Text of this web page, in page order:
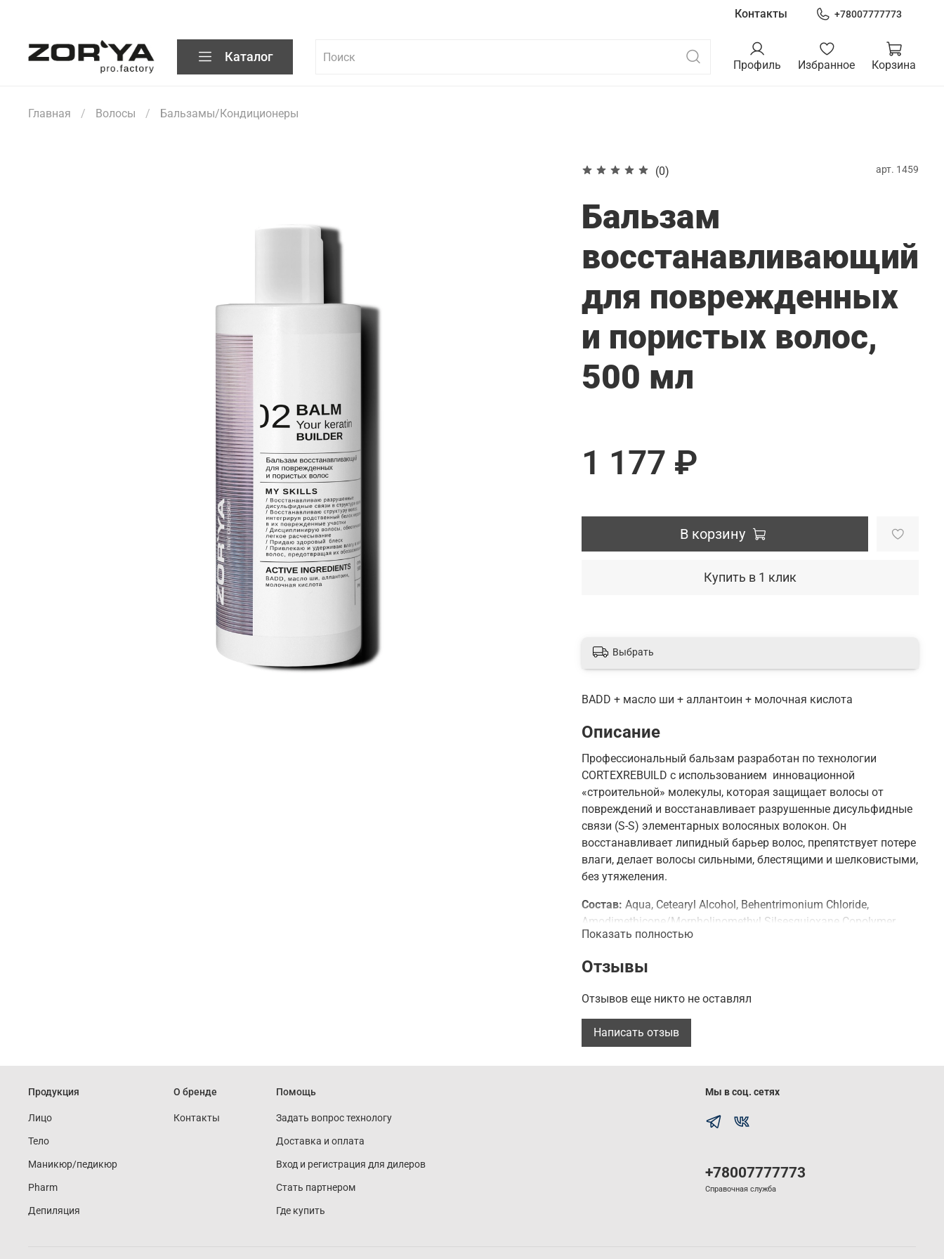
Контакты +78007777773
Каталог
Профиль Избранное Корзина
Главная Волосы Бальзамы/Кондиционеры
(0) арт. 1459
Бальзам
восстанавливающий
для поврежденных
и пористых волос,
500 мл
1 177 ₽
В корзину
Купить в 1 клик
Выбрать
BADD + масло ши + аллантоин + молочная кислота
Описание
Профессиональный бальзам разработан по технологии
CORTEXREBUILD с использованием инновационной
«строительной» молекулы, которая защищает волосы от
повреждений и восстанавливает разрушенные дисульфидные
связи (S-S) элементарных волосяных волокон. Он
восстанавливает липидный барьер волос, препятствует потере
влаги, делает волосы сильными, блестящими и шелковистыми,
без утяжеления.
Состав:Aqua, Cetearyl Alcohol, Behentrimonium Chloride,
Amodimethicone/Morpholinomethyl Silsesquioxane Copolymer,
Trideceth-5, Glycerin, Dimethicone, Cetrimonium Chloride, Bis-
Butter, Allantoin, Polyquaternium-37, Lactic Acid, Fragrance,
Применение:нанесите бальзам на чистые влажные волосы,
распределите по всей длине, избегая корней. Оставьте на 2-3
минуты, смойте теплой водой.
Показать полностью
Отзывы
Отзывов еще никто не оставлял
Написать отзыв
Продукция
Лицо
Тело
Маникюр/педикюр
Pharm
Депиляция
О бренде
Контакты
Помощь
Задать вопрос технологу
Доставка и оплата
Вход и регистрация для дилеров
Стать партнером
Где купить
Мы в соц. сетях
+78007777773
Справочная служба